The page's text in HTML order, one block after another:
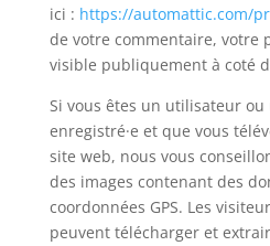
ici : https://automattic.com/
de votre commentaire, votre
visible publiquement à coté
Si vous êtes un utilisateur
enregistré·e et que vous
site web, nous vous
des images contenant des
coordonnées GPS. Les
peuvent télécharger et